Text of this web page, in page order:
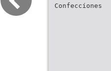
Confeccíones